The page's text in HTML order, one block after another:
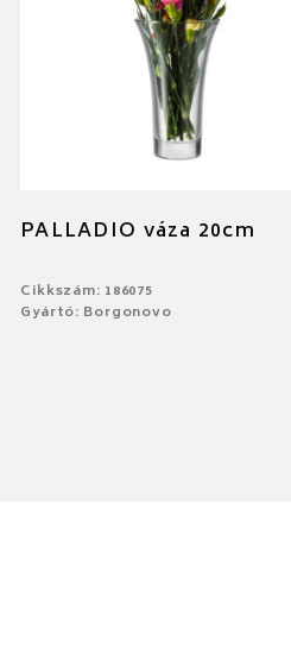
PALLADIO váza 20cm
Cikkszám: 186075
Gyártó: Borgonovo